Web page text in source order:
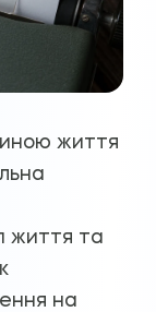
життя
життя та
на